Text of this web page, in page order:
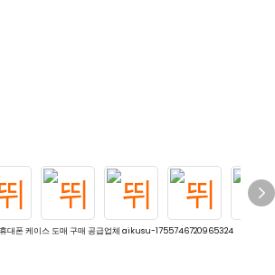
대폰 케이스 도매 구매 공급업체 aikusu-1755746720965324